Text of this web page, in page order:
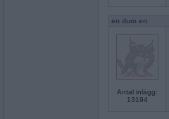
en dum en
Antal inlägg:
13194